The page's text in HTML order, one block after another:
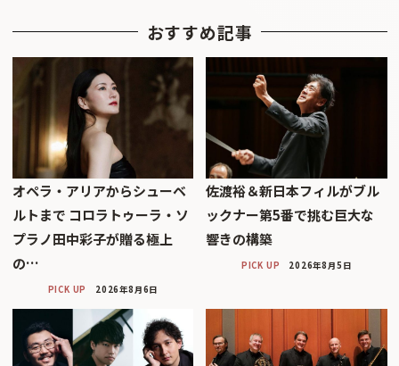
おすすめ記事
オペラ・アリアからシューベ
ルトまで コロラトゥーラ・ソ
プラノ田中彩子が贈る極上
の…
PICK UP 2026年8月6日
佐渡裕＆新日本フィルがブル
ックナー第5番で挑む巨大な
響きの構築
PICK UP 2026年8月5日